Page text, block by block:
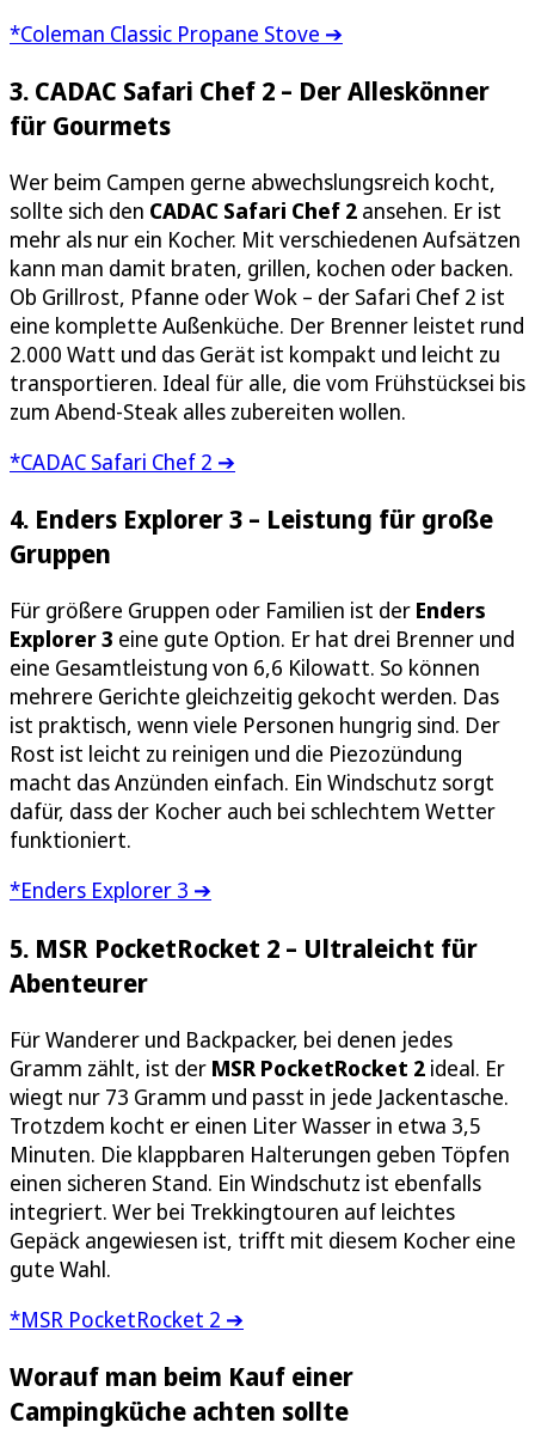
*Coleman Classic Propane Stove ➔
3. CADAC Safari Chef 2 – Der Alleskönner
für Gourmets
Wer beim Campen gerne abwechslungsreich kocht,
sollte sich den CADAC Safari Chef 2 ansehen. Er ist
mehr als nur ein Kocher. Mit verschiedenen Aufsätzen
kann man damit braten, grillen, kochen oder backen.
Ob Grillrost, Pfanne oder Wok – der Safari Chef 2 ist
eine komplette Außenküche. Der Brenner leistet rund
2.000 Watt und das Gerät ist kompakt und leicht zu
transportieren. Ideal für alle, die vom Frühstücksei bis
zum Abend-Steak alles zubereiten wollen.
*CADAC Safari Chef 2 ➔
4. Enders Explorer 3 – Leistung für große
Gruppen
Für größere Gruppen oder Familien ist der Enders
Explorer 3 eine gute Option. Er hat drei Brenner und
eine Gesamtleistung von 6,6 Kilowatt. So können
mehrere Gerichte gleichzeitig gekocht werden. Das
ist praktisch, wenn viele Personen hungrig sind. Der
Rost ist leicht zu reinigen und die Piezozündung
macht das Anzünden einfach. Ein Windschutz sorgt
dafür, dass der Kocher auch bei schlechtem Wetter
funktioniert.
*Enders Explorer 3 ➔
5. MSR PocketRocket 2 – Ultraleicht für
Abenteurer
Für Wanderer und Backpacker, bei denen jedes
Gramm zählt, ist der MSR PocketRocket 2 ideal. Er
wiegt nur 73 Gramm und passt in jede Jackentasche.
Trotzdem kocht er einen Liter Wasser in etwa 3,5
Minuten. Die klappbaren Halterungen geben Töpfen
einen sicheren Stand. Ein Windschutz ist ebenfalls
integriert. Wer bei Trekkingtouren auf leichtes
Gepäck angewiesen ist, trifft mit diesem Kocher eine
gute Wahl.
*MSR PocketRocket 2 ➔
Worauf man beim Kauf einer
Campingküche achten sollte